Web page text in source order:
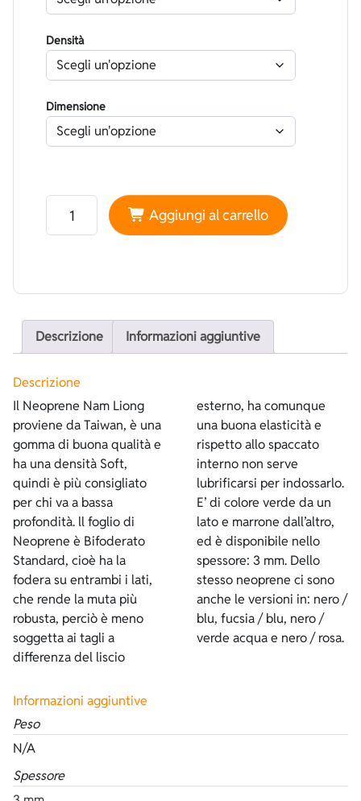
Densità
Dimensione
Neoprene Nam Liong Bifoderato Nylon Standard
Aggiungi al carrello
Descrizione Informazioni aggiuntive
Descrizione
Il Neoprene Nam Liong
proviene da Taiwan, è una
gomma di buona qualità e
ha una densità Soft,
quindi è più consigliato
per chi va a bassa
profondità. ll foglio di
Neoprene è Bifoderato
Standard, cioè ha la
fodera su entrambi i lati,
che rende la muta più
robusta, perciò è meno
soggetta ai tagli a
differenza del liscio
esterno, ha comunque
una buona elasticità e
rispetto allo spaccato
interno non serve
lubrificarsi per indossarlo.
E’ di colore verde da un
lato e marrone dall’altro,
ed è disponibile nello
spessore: 3 mm. Dello
stesso neoprene ci sono
anche le versioni in: nero /
blu, fucsia / blu, nero /
verde acqua e nero / rosa.
Informazioni aggiuntive
Peso
N/A
Spessore